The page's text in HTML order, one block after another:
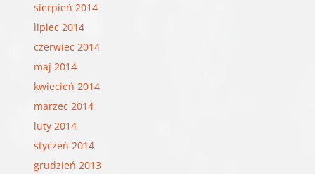
sierpień 2014
lipiec 2014
czerwiec 2014
maj 2014
kwiecień 2014
marzec 2014
luty 2014
styczeń 2014
grudzień 2013